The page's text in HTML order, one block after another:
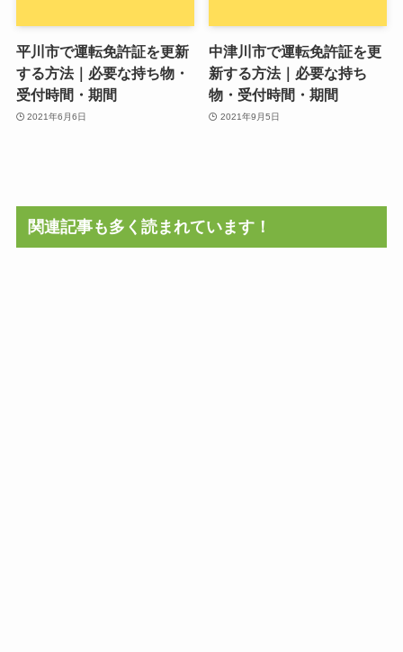
平川市で運転免許証を更新
する方法｜必要な持ち物・
受付時間・期間
2021年6月6日
中津川市で運転免許証を更
新する方法｜必要な持ち
物・受付時間・期間
2021年9月5日
関連記事も多く読まれています！